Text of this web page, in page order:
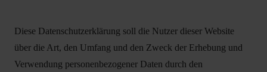
Diese Datenschutzerklärung soll die Nutzer dieser Website
über die Art, den Umfang und den Zweck der Erhebung und
Verwendung personenbezogener Daten durch den